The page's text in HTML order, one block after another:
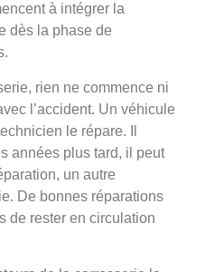
à intégrer la
dès la phase de
rien ne commence ni
l’accident. Un véhicule
le répare. Il
années plus tard, il peut
un autre
De bonnes réparations
de rester en circulation